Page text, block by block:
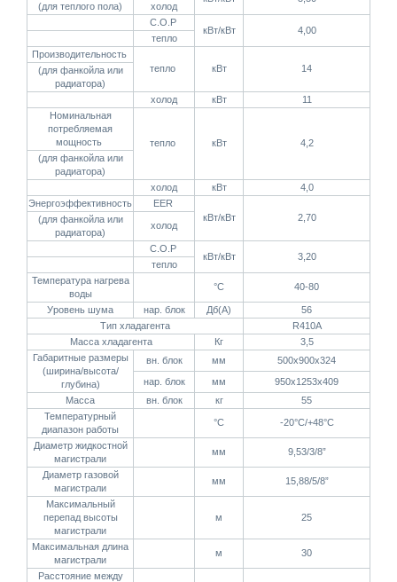
(для теплого пола)
холод
C.O.P
кВт/кВт 4,00
тепло
Производительность
тепло
кВт 14
(для фанкойла или
радиатора)
холод
кВт
11
Номинальная
потребляемая
мощность
тепло кВт
4,2
(для фанкойла или
радиатора)
холод
кВт
4,0
Энергоэффективность
EER
кВт/кВт
2,70
(для фанкойла или
радиатора)
холод
C.O.P
кВт/кВт 3,20
тепло
Температура нагрева
воды
°C 40-80
Уровень шума нар. блок Дб(А)
56
Тип хладагента
R410A
Масса хладагента
Кг
3,5
Габаритные размеры
(ширина/высота/
глубина)
вн. блок мм
500х900х324
нар. блок
мм
950х1253х409
Масса
вн. блок кг
55
Температурный
диапазон работы
°C -20°C/+48°C
Диаметр жидкостной
магистрали
мм 9,53/3/8”
Диаметр газовой
магистрали
мм 15,88/5/8”
Максимальный
перепад высоты
магистрали
м 25
Максимальная длина
магистрали
м 30
Расстояние между